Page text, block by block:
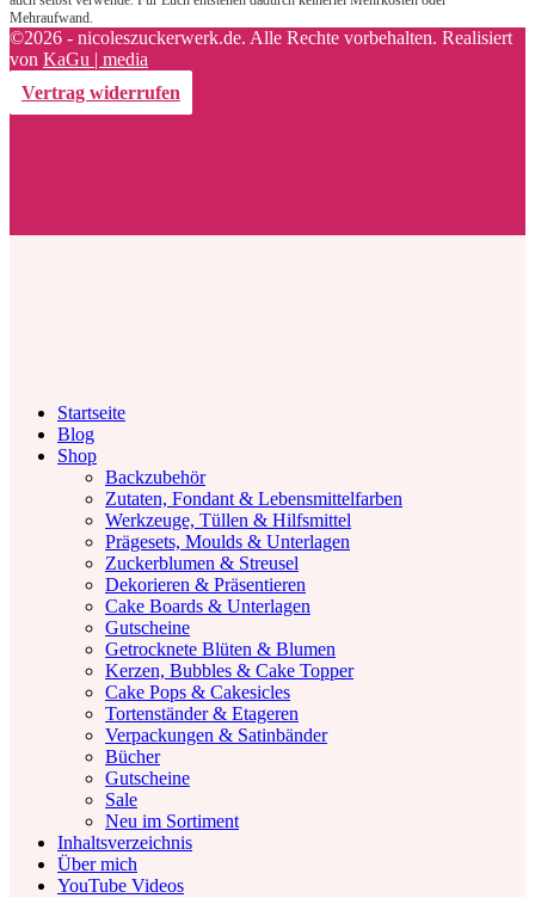
Mehraufwand.
©2026 - nicoleszuckerwerk.de. Alle Rechte vorbehalten. Realisiert
von KaGu | media
Vertrag widerrufen
Startseite
Blog
Shop
Backzubehör
Zutaten, Fondant & Lebensmittelfarben
Werkzeuge, Tüllen & Hilfsmittel
Prägesets, Moulds & Unterlagen
Zuckerblumen & Streusel
Dekorieren & Präsentieren
Cake Boards & Unterlagen
Gutscheine
Getrocknete Blüten & Blumen
Kerzen, Bubbles & Cake Topper
Cake Pops & Cakesicles
Tortenständer & Etageren
Verpackungen & Satinbänder
Bücher
Gutscheine
Sale
Neu im Sortiment
Inhaltsverzeichnis
Über mich
YouTube Videos